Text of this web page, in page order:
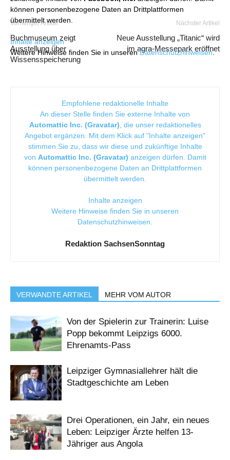
können personenbezogene Daten an Drittplattformen
übermittelt werden.
Inhalte anzeigen
Weitere Hinweise finden Sie in unserenDatenschutzhinweisen.
Vorheriger Artikel
Buchmuseum zeigt
Ausstellung über
Wissensspeicherung
Nächster Artikel
Neue Ausstellung „Titanic“ wird
im agra-Messepark eröffnet
Empfohlene redaktionelle Inhalte
An dieser Stelle finden Sie externe Inhalte von
Automattic Inc. (Gravatar) , die unser redaktionelles
Angebot ergänzen. Mit dem Klick auf "Inhalte anzeigen"
stimmen Sie zu, dass wir diese und zukünftige Inhalte
von Automattic Inc. (Gravatar) anzeigen dürfen. Damit
können personenbezogene Daten an Drittplattformen
übermittelt werden.
Inhalte anzeigen
Weitere Hinweise finden Sie in unseren
Datenschutzhinweisen
Redaktion SachsenSonntag
VERWANDTE ARTIKEL MEHR VOM AUTOR
Von der Spielerin zur Trainerin: Luise
Popp bekommt Leipzigs 6000.
Ehrenamts-Pass
Leipziger Gymnasiallehrer hält die
Stadtgeschichte am Leben
Drei Operationen, ein Jahr, ein neues
Leben: Leipziger Ärzte helfen 13-
Jähriger aus Angola